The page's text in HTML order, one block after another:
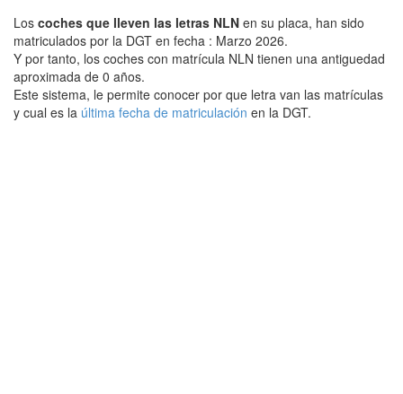
Los coches que lleven las letras NLN en su placa, han sido
matriculados por la DGT en fecha : Marzo 2026.
Y por tanto, los coches con matrícula NLN tienen una antiguedad
aproximada de 0 años.
Este sistema, le permite conocer por que letra van las matrículas
y cual es la última fecha de matriculación en la DGT.